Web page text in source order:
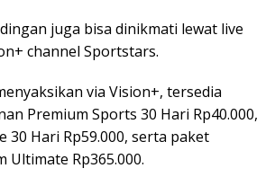
juga bisa dinikmati lewat live
channel Sportstars.
via Vision+, tersedia
Premium Sports 30 Hari Rp40.000,
30 Hari Rp59.000, serta paket
Ultimate Rp365.000.